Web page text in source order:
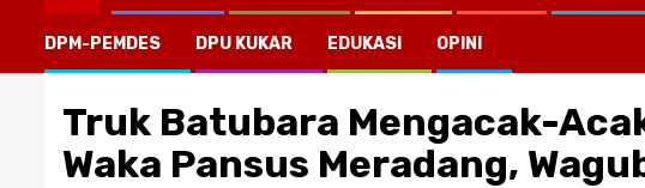
DPM-PEMDES DPU KUKAR EDUKASI OPINI
Truk Batubara Mengacak-
Waka Pansus Meradang,